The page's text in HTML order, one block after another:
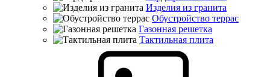
Изделия из гранита
Обустройство террас
Газонная решетка
Тактильная плита